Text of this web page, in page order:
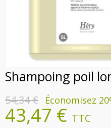
Shampoing poil
54,34 € Économisez
43,47 € TTC